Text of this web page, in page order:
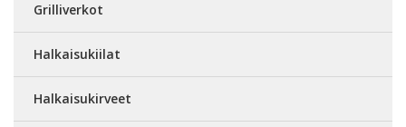
Grilliverkot
Halkaisukiilat
Halkaisukirveet